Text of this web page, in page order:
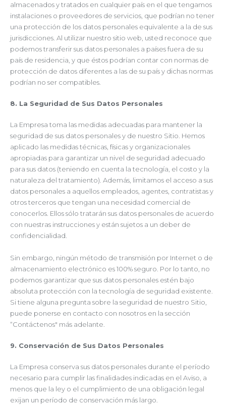
almacenados y tratados en cualquier país en el que tengamos
instalaciones o proveedores de servicios, que podrían no tener
una protección de los datos personales equivalente a la de sus
jurisdicciones. Al utilizar nuestro sitio web, usted reconoce que
podemos transferir sus datos personales a países fuera de su
país de residencia, y que éstos podrían contar con normas de
protección de datos diferentes a las de su país y dichas normas
podrían no ser compatibles.
8. La Seguridad de Sus Datos Personales
La Empresa toma las medidas adecuadas para mantener la
seguridad de sus datos personales y de nuestro Sitio. Hemos
aplicado las medidas técnicas, físicas y organizacionales
apropiadas para garantizar un nivel de seguridad adecuado
para sus datos (teniendo en cuenta la tecnología, el costo y la
naturaleza del tratamiento). Además, limitamos el acceso a sus
datos personales a aquellos empleados, agentes, contratistas y
otros terceros que tengan una necesidad comercial de
conocerlos. Ellos sólo tratarán sus datos personales de acuerdo
con nuestras instrucciones y están sujetos a un deber de
confidencialidad.
Sin embargo, ningún método de transmisión por Internet o de
almacenamiento electrónico es 100% seguro. Por lo tanto, no
podemos garantizar que sus datos personales estén bajo
absoluta protección con la tecnología de seguridad existente.
Si tiene alguna pregunta sobre la seguridad de nuestro Sitio,
puede ponerse en contacto con nosotros en la sección
“Contáctenos" más adelante.
9. Conservación de Sus Datos Personales
La Empresa conserva sus datos personales durante el período
necesario para cumplir las finalidades indicadas en el Aviso, a
menos que la ley o el cumplimiento de una obligación legal
exijan un período de conservación más largo.